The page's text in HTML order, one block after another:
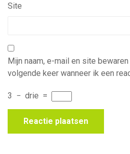
Site
Mijn naam, e-mail en site
volgende keer wanneer ik een
3 − drie =